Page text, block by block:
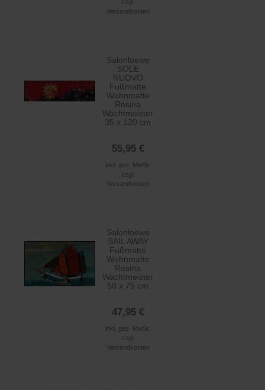
zzgl.
Versandkosten
Salonloewe
SOLE
NUOVO
Fußmatte
Wohnmatte
Rosina
Wachtmeister
35 x 120 cm
55,95 €
inkl. ges. MwSt.
zzgl.
Versandkosten
Salonloewe
SAIL AWAY
Fußmatte
Wohnmatte
Rosina
Wachtmeister
50 x 75 cm
47,95 €
inkl. ges. MwSt.
zzgl.
Versandkosten